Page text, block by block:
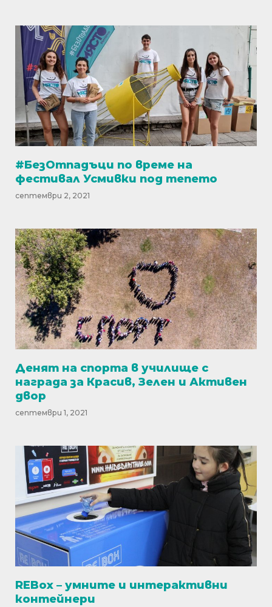
#БезОтпадъци по време на
фестивал Усмивки под тепето
септември 2, 2021
Денят на спорта в училище с
награда за Красив, Зелен и Активен
двор
септември 1, 2021
REBox – умните и интерактивни
контейнери